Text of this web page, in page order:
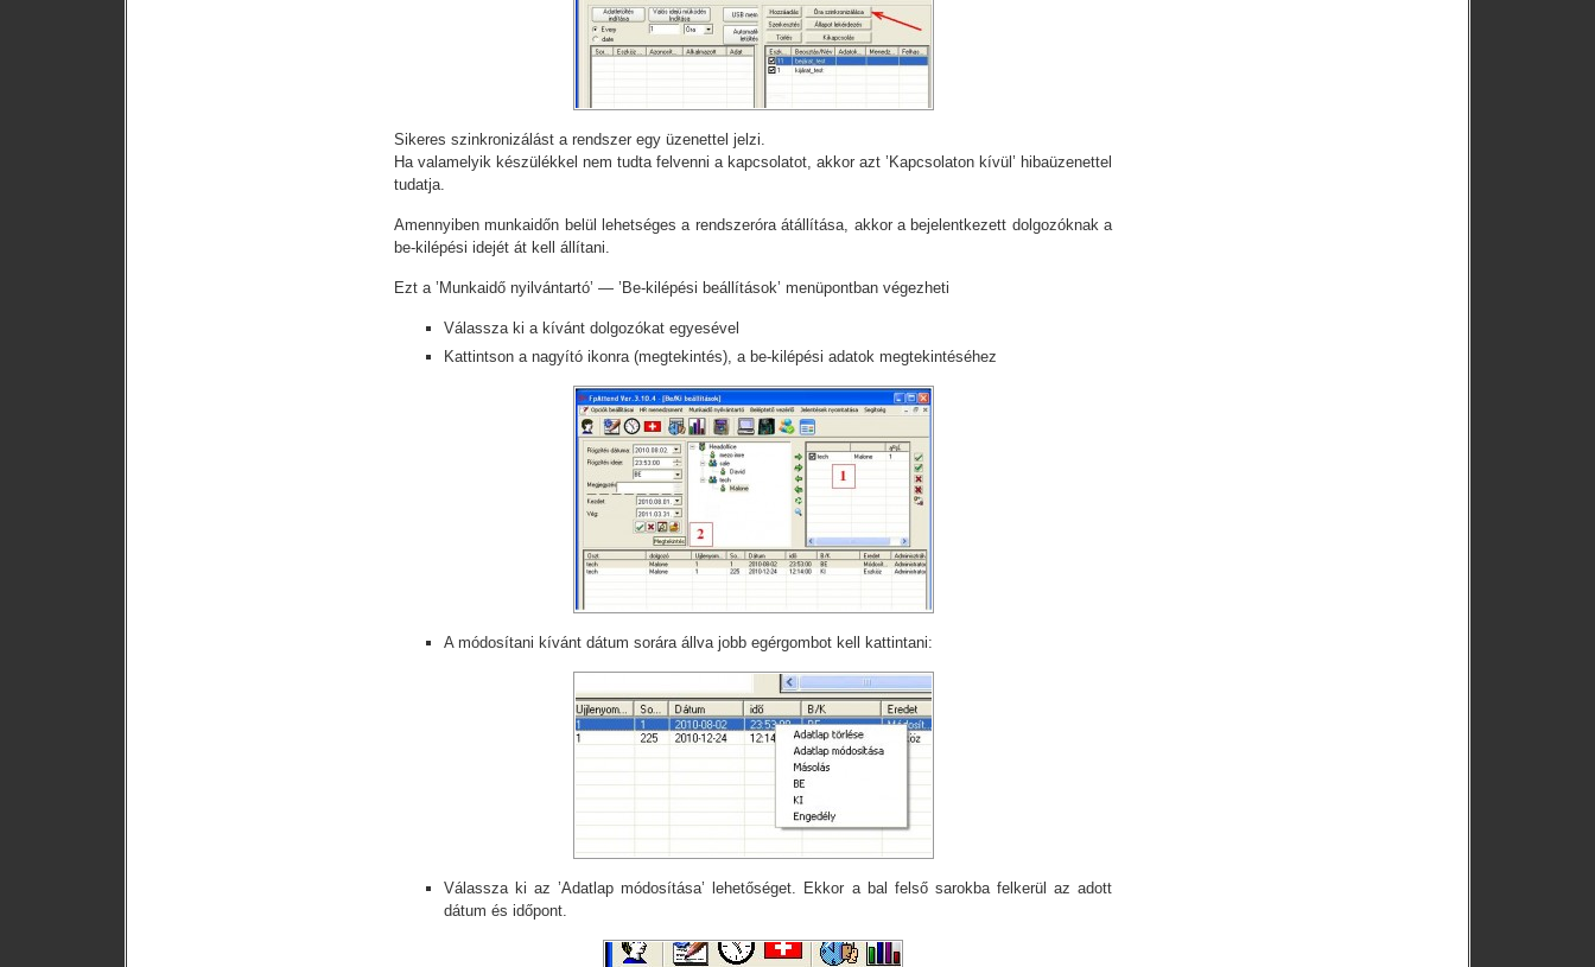
Sikeres szinkronizálást a rendszer egy üzenettel jelzi.
Ha valamelyik készülékkel nem tudta felvenni a kapcsolatot, akkor azt ’Kapcsolaton kívül’ hibaüzenettel
tudatja.
Amennyiben munkaidőn belül lehetséges a rendszeróra átállítása, akkor a bejelentkezett dolgozóknak a
be-kilépési idejét át kell állítani.
Ezt a ’Munkaidő nyilvántartó’ — ’Be-kilépési beállítások’ menüpontban végezheti
Válassza ki a kívánt dolgozókat egyesével
Kattintson a nagyító ikonra (megtekintés), a be-kilépési adatok megtekintéséhez
A módosítani kívánt dátum sorára állva jobb egérgombot kell kattintani:
Válassza ki az ’Adatlap módosítása’ lehetőséget. Ekkor a bal felső sarokba felkerül az adott
dátum és időpont.